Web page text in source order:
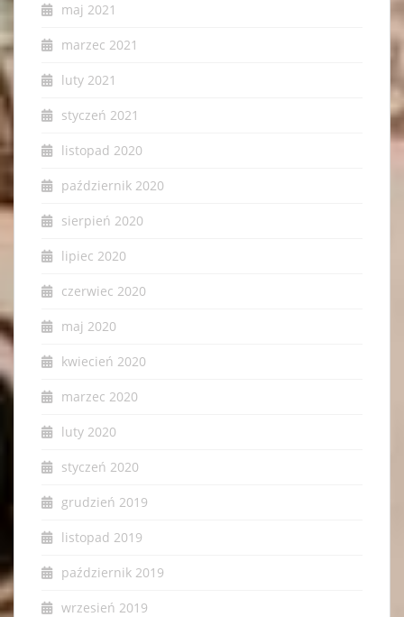
maj 2021
marzec 2021
luty 2021
styczeń 2021
listopad 2020
październik 2020
sierpień 2020
lipiec 2020
czerwiec 2020
maj 2020
kwiecień 2020
marzec 2020
luty 2020
styczeń 2020
grudzień 2019
listopad 2019
październik 2019
wrzesień 2019